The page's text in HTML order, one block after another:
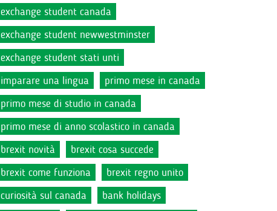
exchange student canada
exchange student newwestminster
exchange student stati unti
imparare una lingua
primo mese in canada
primo mese di studio in canada
primo mese di anno scolastico in canada
brexit novità
brexit cosa succede
brexit come funziona
brexit regno unito
curiosità sul canada
bank holidays